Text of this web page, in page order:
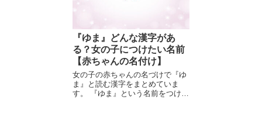
『ゆま』どんな漢字があ
る？女の子につけたい名前
【赤ちゃんの名付け】
女の子の赤ちゃんの名づけで『ゆ
ま』と読む漢字をまとめていま
す。 『ゆま』という名前をつけよ